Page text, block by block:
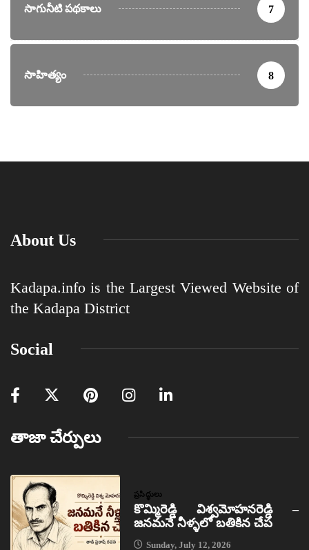
సాగునీటి పథకాలు 7
సాహిత్యం 8
About Us
Kadapa.info is the Largest Viewed Website of
the Kadapa District
Social
తాజా చేర్పులు
ప్రసిద్ధులు
కొమ్మిరెడ్డి విశ్వమోహనరెడ్డి –
జనమనే నీళ్ళలో బతికిన చేప
Sunday, July 12, 2026